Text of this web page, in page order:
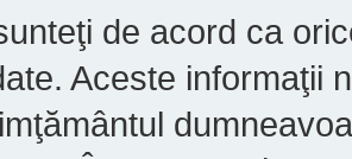
de acord ca
Aceste informaţii